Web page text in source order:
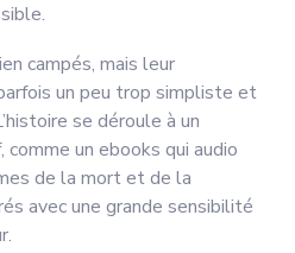
campés, mais leur
un peu trop simpliste et
se déroule à un
un ebooks qui audio
de la mort et de la
avec une grande sensibilité